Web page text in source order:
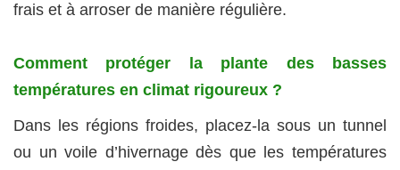
frais et à arroser de manière régulière.
Comment protéger la plante des basses
températures en climat rigoureux ?
Dans les régions froides, placez-la sous un tunnel
ou un voile d’hivernage dès que les températures